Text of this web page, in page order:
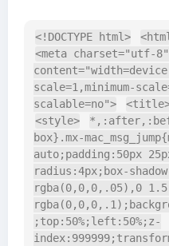
<!DOCTYPE html>
<meta charset="utf-
scale=1,minimum-
scalable=no">
<title>
<style>
box}.mx-
auto;padding:50px
radius:4px;box-
rgba(0,0,0,.05),0
;top:50%;left:50%;z-